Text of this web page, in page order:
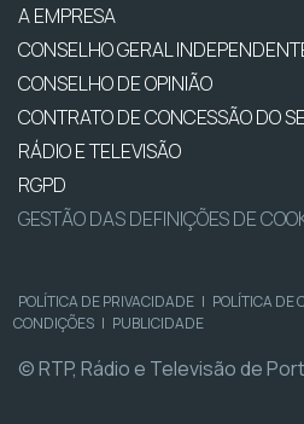
A EMPRESA
CONSELHO GERAL
CONSELHO DE OPINIÃO
CONTRATO DE CONCESSÃO DO
RÁDIO E TELEVISÃO
RGPD
GESTÃO DAS DEFINIÇÕES DE
POLÍTICA DE PRIVACIDADE | POLÍTICA DE
CONDIÇÕES | PUBLICIDADE
© RTP, Rádio e Televisão de